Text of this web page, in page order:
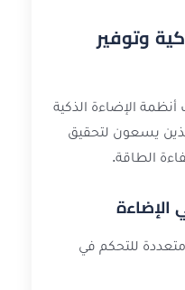
وتوفير
الإضاءة الذكية
يسعون لتحقيق
الطاقة.
الإضاءة
متعددة للتحكم في